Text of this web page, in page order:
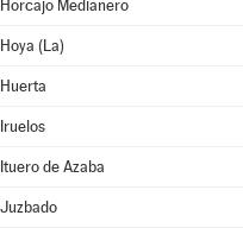
Horcajo Medianero
Hoya (La)
Huerta
Iruelos
Ituero de Azaba
Juzbado